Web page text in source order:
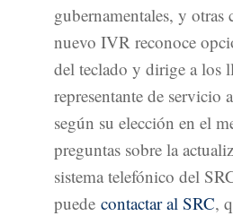
gubernamentales, y otras
nuevo IVR reconoce
del teclado y dirige a los
representante de servicio
según su elección en el
preguntas sobre la
sistema telefónico del
puede contactar al SRC,